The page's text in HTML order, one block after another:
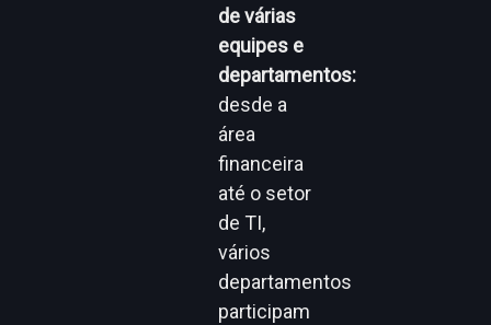
de várias
equipes e
departamentos:
desde a
área
financeira
até o setor
de TI,
vários
departamentos
participam